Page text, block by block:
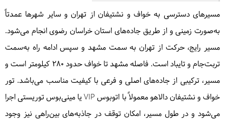
مسیرهای دسترسی به خواف و نشتیفان از تهران و سایر شهرها عمدتاً
به‌صورت زمینی و از طریق جاده‌های استان خراسان رضوی انجام می‌شود.
مسیر رایج، حرکت از تهران به سمت مشهد و سپس ادامه راه به‌سمت
تربت‌جام و تایباد است. فاصله مشهد تا خواف حدود ۲۸۰ کیلومتر است و
مسیر، ترکیبی از جاده‌های اصلی و فرعی با کیفیت مناسب می‌باشد. تور
خواف و نشتیفان دالاهو معمولاً با اتوبوس VIP یا مینی‌بوس توریستی اجرا
می‌شود و در طول مسیر، امکان توقف در جاذبه‌های بین‌راهی نیز وجود